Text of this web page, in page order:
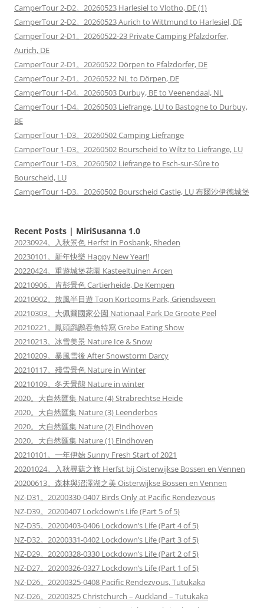
CamperTour 2-D2。20260523 Harlesiel to Vlotho, DE (1)
CamperTour 2-D2。20260523 Aurich to Wittmund to Harlesiel, DE
CamperTour 2-D1。20260522-23 Private Camping Pfalzdorfer,
Aurich, DE
CamperTour 2-D1。20260522 Dörpen to Pfalzdorfer, DE
CamperTour 2-D1。20260522 NL to Dörpen, DE
CamperTour 1-D4。20260503 Durbuy, BE to Veenendaal, NL
CamperTour 1-D4。20260503 Liefrange, LU to Bastogne to Durbuy,
BE
CamperTour 1-D3。20260502 Camping Liefrange
CamperTour 1-D3。20260502 Bourscheid to Wiltz to Liefrange, LU
CamperTour 1-D3。20260502 Liefrange to Esch-sur-Sûre to
Bourscheid, LU
CamperTour 1-D3。20260502 Bourscheid Castle, LU 布爾沙伊德城堡
Recent Posts | MiriSusanna 1.0
20230924。入秋景色 Herfst in Posbank, Rheden
20230101。新年快樂 Happy New Year!!
20220424。重遊城堡花園 Kasteeltuinen Arcen
20210906。肯彭景色 Cartierheide, De Kempen
20210902。放風半日遊 Toon Kortooms Park, Griendsveen
20210303。大佩爾國家公園 Nationaal Park De Groote Peel
20210221。鳳頭鸊鷉吞魚特寫 Grebe Eating Show
20210213。冰雪美景 Nature Ice & Snow
20210209。暴風雪後 After Snowstorm Darcy
20210117。殘雪景色 Nature in Winter
20210109。冬天景態 Nature in winter
2020。大自然匯集 Nature (4) Strabrechtse Heide
2020。大自然匯集 Nature (3) Leenderbos
2020。大自然匯集 Nature (2) Eindhoven
2020。大自然匯集 Nature (1) Eindhoven
20210101。一年伊始 Sunny Fresh Start of 2021
20201024。入秋尋菇之旅 Herfst bij Oisterwijkse Bossen en Vennen
20200613。森林與沼澤湖之美 Oisterwijkse Bossen en Vennen
NZ-D31。20200330-0407 Birds Only at Pacific Rendezvous
NZ-D39。20200407 Lockdown’s Life (Part 5 of 5)
NZ-D35。20200403-0406 Lockdown’s Life (Part 4 of 5)
NZ-D32。20200331-0402 Lockdown’s Life (Part 3 of 5)
NZ-D29。20200328-0330 Lockdown’s Life (Part 2 of 5)
NZ-D27。20200326-0327 Lockdown’s Life (Part 1 of 5)
NZ-D26。20200325-0408 Pacific Rendezvous, Tutukaka
NZ-D26。20200325 Christchurch – Auckland – Tutukaka